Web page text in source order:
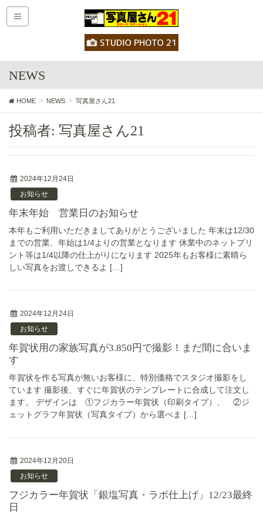
NEWS
HOME NEWS 写真屋さん21
投稿者: 写真屋さん21
2024年12月24日
お知らせ
年末年始 営業日のお知らせ
本年もご利用いただきましてありがとうございました 年末は12/30
までの営業、年始は1/4よりの営業となります 休業中のネットプリ
ント等は1/4以降の仕上がりになります 2025年もお客様に素晴ら
しい写真をお渡しできるよ […]
2024年12月24日
お知らせ
年賀状用の家族写真が3.850円で撮影！まだ間に合いま
す
年賀状を作る写真が無いお客様に、特別価格でスタジオ撮影をし
ています 撮影後、すぐに年賀状のテンプレートに合成して注文し
ます。 デザインは ①フジカラー年賀状（印刷タイプ）、 ②ジ
ェットグラフ年賀状（写真タイプ）から選べま […]
2024年12月20日
お知らせ
フジカラー年賀状「銀塩写真・ラボ仕上げ」12/23最終
日